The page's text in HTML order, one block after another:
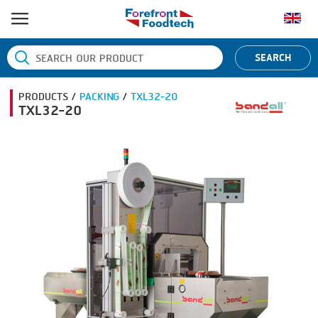
หน้าแรก
ประเภทสินค้า
BANDING
FORMING
ยี่ห้อสินค้า
SEARCH
PRODUCTS / PACKING/TXL32-20
TXL32-20